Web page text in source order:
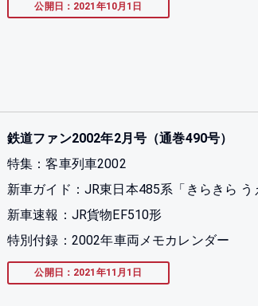
公開日：2021年10月1日
鉄道ファン2002年2月号（通巻490号）
特集：客車列車2002
新車ガイド：JR東日本485系「きらきら う
新車速報：JR貨物EF510形
特別付録：2002年車両メモカレンダー
公開日：2021年11月1日